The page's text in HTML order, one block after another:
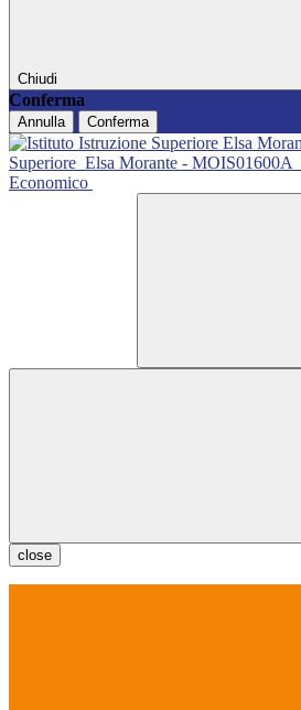
Chiudi
Conferma
Annulla Conferma
Superiore Elsa Morante - MOIS01600A
Economico
close